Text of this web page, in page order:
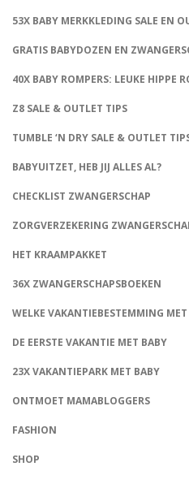
53X BABY MERKKLEDING SALE EN
GRATIS BABYDOZEN EN
40X BABY ROMPERS: LEUKE HIPPE
Z8 SALE & OUTLET TIPS
TUMBLE ‘N DRY SALE & OUTLET
BABYUITZET, HEB JIJ ALLES AL?
CHECKLIST ZWANGERSCHAP
ZORGVERZEKERING
HET KRAAMPAKKET
36X ZWANGERSCHAPSBOEKEN
WELKE VAKANTIEBESTEMMING
DE EERSTE VAKANTIE MET BABY
23X VAKANTIEPARK MET BABY
ONTMOET MAMABLOGGERS
FASHION
SHOP